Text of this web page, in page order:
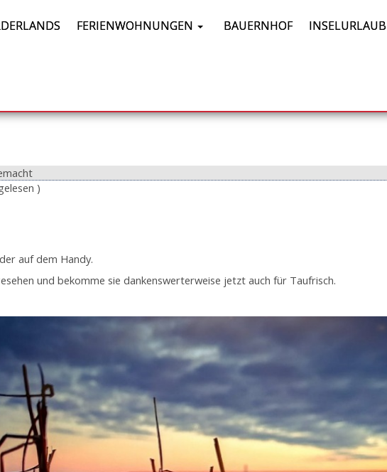
FERIENWOHNUNGEN BAUERNHOF INSELURLAUB
)
auf dem Handy.
und bekomme sie dankenswerterweise jetzt auch für Taufrisch.